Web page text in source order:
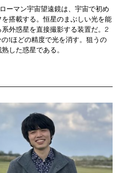
ーマン宇宙望遠鏡は、宇宙で初め
搭載する。恒星のまぶしい光を能
外惑星を直接撮影する装置だ。2
1ほどの精度で光を消す。狙うの
した惑星である。